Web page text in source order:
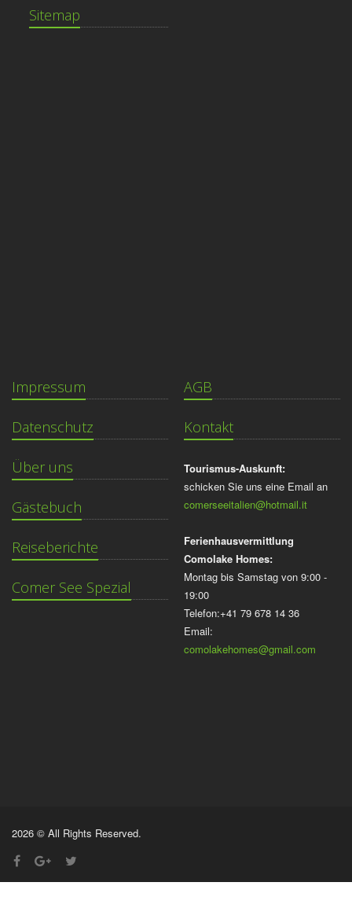
Sitemap
Impressum
Datenschutz
Über uns
Gästebuch
Reiseberichte
Comer See Spezial
AGB
Kontakt
Tourismus-Auskunft:
schicken Sie uns eine Email an
comerseeitalien@hotmail.it
Ferienhausvermittlung
Comolake Homes:
Montag bis Samstag von 9:00 -
19:00
Telefon:+41 79 678 14 36
Email:
comolakehomes@gmail.com
2026 © All Rights Reserved.